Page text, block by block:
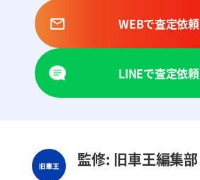
WEBで査定依頼
LINEで査定依頼
監修: 旧車王編集部